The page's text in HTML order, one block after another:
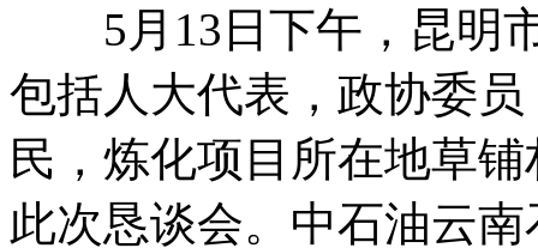
美军主导41国举行反水雷军演：美第五舰队主导
韩总统就发言人性侵事件道歉
5月13日下午，昆明市
包括人大代表，政协委
民，炼化项目所在地草
此次恳谈会。中石油云